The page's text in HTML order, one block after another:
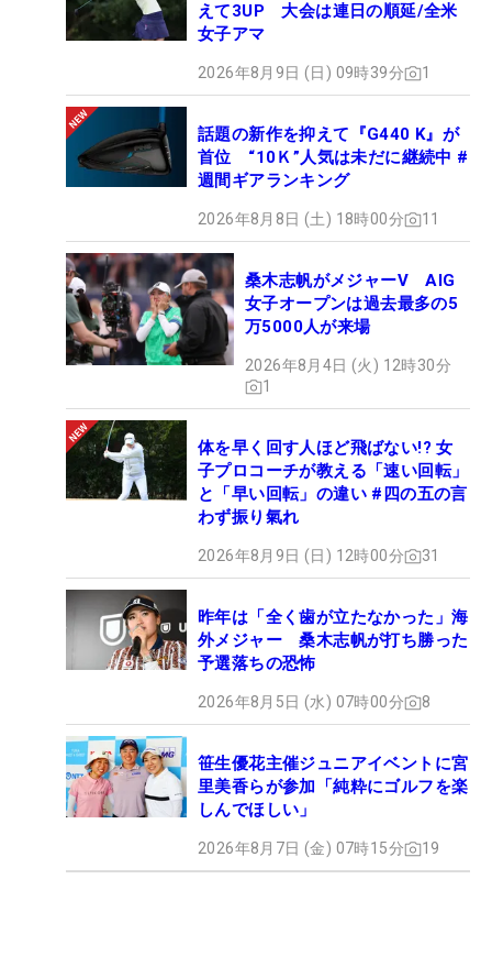
えて3UP 大会は連日の順延/全米
女子アマ
2026年8月9日 (日) 09時39分 1
話題の新作を抑えて『G440 K』が
首位 “10Ｋ”人気は未だに継続中 #
週間ギアランキング
2026年8月8日 (土) 18時00分 11
桑木志帆がメジャーV AIG
女子オープンは過去最多の5
万5000人が来場
2026年8月4日 (火) 12時30分
1
体を早く回す人ほど飛ばない!? 女
子プロコーチが教える「速い回転」
と「早い回転」の違い #四の五の言
わず振り氣れ
2026年8月9日 (日) 12時00分 31
昨年は「全く歯が立たなかった」海
外メジャー 桑木志帆が打ち勝った
予選落ちの恐怖
2026年8月5日 (水) 07時00分 8
笹生優花主催ジュニアイベントに宮
里美香らが参加「純粋にゴルフを楽
しんでほしい」
2026年8月7日 (金) 07時15分 19